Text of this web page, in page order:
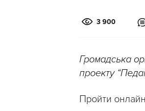
3 900
Громадська
проекту
Пройти